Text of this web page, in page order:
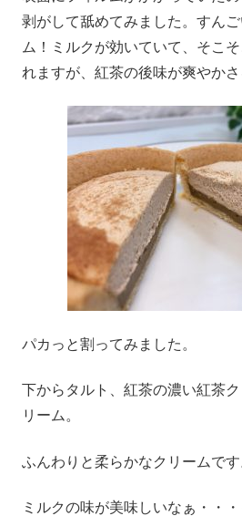
剥がして舐めてみました。すん
ム！ミルクが効いていて、そこ
れますが、紅茶の後味が爽やかさ
パカっと割ってみました。
下からタルト、紅茶の濃い紅茶
リーム。
ふんわりと柔らかなクリームです
ミルクの味が美味しいなぁ・・